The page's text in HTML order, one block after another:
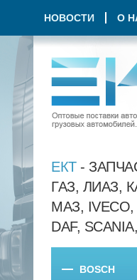
НОВОСТИ О
ЕКТ-
ГАЗ, ЛИАЗ,
МАЗ, IVECO,
DAF,
BOSCH